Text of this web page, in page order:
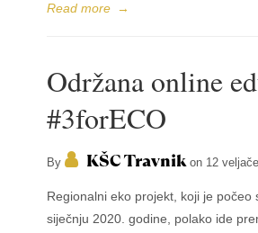
Read more →
Održana online
#3forECO
By KŠC Travnikon 12
Regionalni eko projekt, koji je počeo
siječnju 2020. godine, polako ide